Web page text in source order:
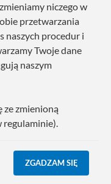
niczego w
przetwarzania
naszych procedur i
Twoje dane
naszym
ze zmienioną
regulaminie).
ZGADZAM SIĘ